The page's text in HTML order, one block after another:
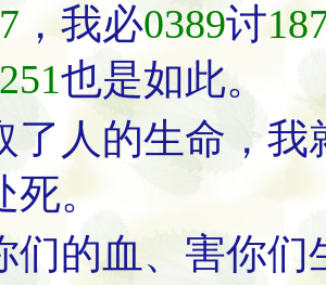
，我必0389讨
也是如此。
了人的生命，我
死。
们的血、害你们